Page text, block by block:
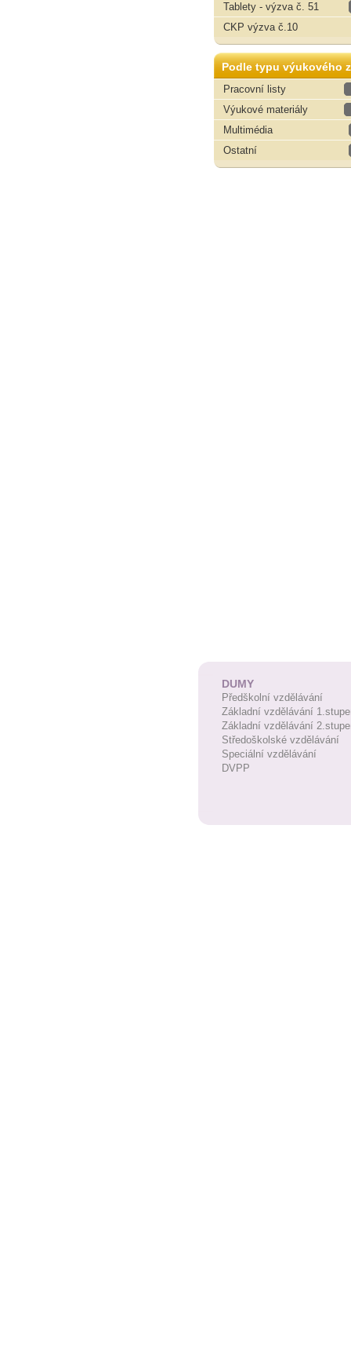
Tablety - výzva č. 51
CKP výzva č.10
Podle typu výukového
Pracovní listy
Výukové materiály
Multimédia
Ostatní
DUMY
Předškolní vzdělávání
Základní vzdělávání
Základní vzdělávání
Středoškolské vzdělávání
Speciální vzdělávání
DVPP